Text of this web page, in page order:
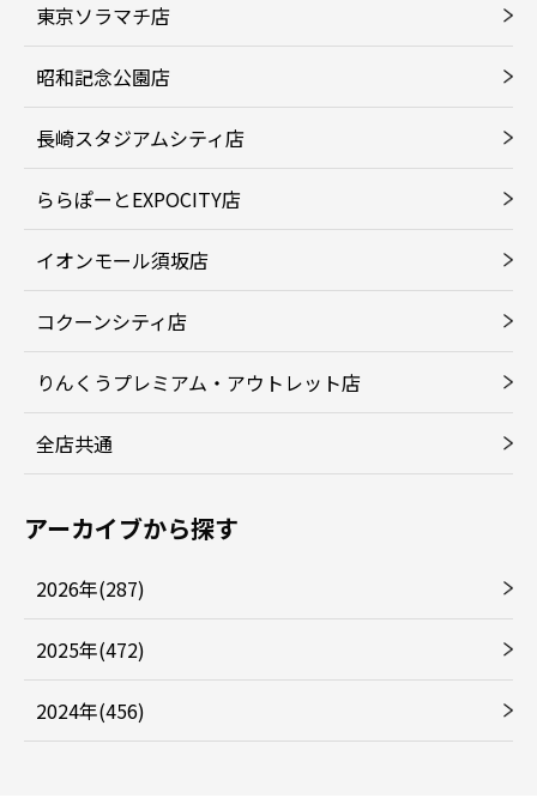
東京ソラマチ店
昭和記念公園店
長崎スタジアムシティ店
ららぽーとEXPOCITY店
イオンモール須坂店
コクーンシティ店
りんくうプレミアム・アウトレット店
全店共通
アーカイブから探す
2026年(287)
2025年(472)
2024年(456)